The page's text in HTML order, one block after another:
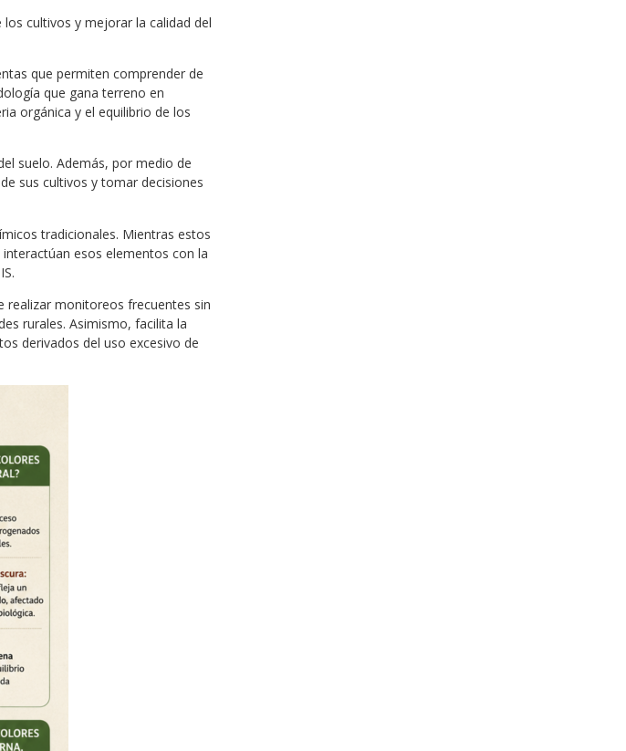
cultivos y mejorar la calidad del
que permiten comprender de
que gana terreno en
orgánica y el equilibrio de los
suelo. Además, por medio de
sus cultivos y tomar decisiones
tradicionales. Mientras estos
esos elementos con la
realizar monitoreos frecuentes sin
rurales. Asimismo, facilita la
derivados del uso excesivo de